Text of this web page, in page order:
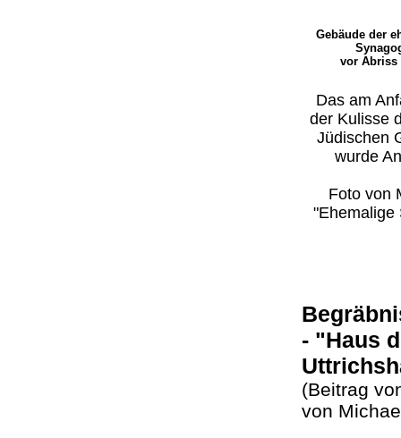
Gebäude der
vor Abriss
Das am
der Kulisse
Jüdischen
wurde
Foto von
"Ehemalige
- "Haus
(Beitrag
von